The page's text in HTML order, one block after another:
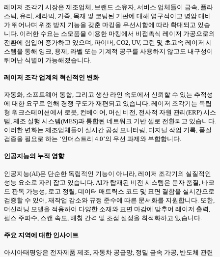
레이저 조각기 시장은 제조업체, 브랜드 소유자, 서비스 업체들이 금속, 플라
스틱, 유리, 세라믹, 가죽, 목재 및 코팅된 기판에 대해 영구적이고 명암 대비
가 뛰어나며 위조 방지 기능을 갖춘 마킹을 우선시함에 따라 확대되고 있습
니다. 이러한 수요는 소모품을 이용한 마킹에서 비접촉식 레이저 가공으로의
전환에 힘입어 증가하고 있으며, 파이버, CO2, UV, 그린 및 초고속 레이저 시
스템을 통해 잉크, 용제, 라벨 또는 기계적 공구를 사용하지 않고도 내구성이
뛰어난 식별이 가능해졌습니다.
레이저 조각 업계의 혁신적인 변화
자동화, 소프트웨어 통합, 그리고 생산 라인 속도에서 신뢰할 수 있는 추적성
에 대한 요구로 인해 경쟁 구도가 재편되고 있습니다. 레이저 조각기는 독립
형 워크스테이션에서 로봇, 컨베이어, 머신 비전, 전사적 자원 관리(ERP) 시스
템, 제조 실행 시스템(MES)과 통합된 네트워크 기반 셀로 전환되고 있습니다.
이러한 변화는 제조업체들이 실시간 공정 모니터링, 디지털 작업 기록, 품질
검증을 필요로 하는 ‘인더스트리 4.0’의 우선 과제와 부합합니다.
인공지능의 누적 영향
인공지능(AI)은 단순한 독립적인 기능이 아니라, 레이저 조각기의 실질적인
성능 요소로 자리 잡고 있습니다. AI가 탑재된 비전 시스템은 문자 품질, 바코
드 판독 가능성, 로고 정렬, 데이터 매트릭스 코드 및 표면 결함을 실시간으로
검증할 수 있어, 재작업 감소와 규정 준수에 따른 문서화를 지원합니다. 또한,
머신러닝 모델을 적용하여 다양한 소재와 표면 마감에 맞추어 레이저 출력,
펄스 주파수, 스캔 속도, 해칭 간격 및 초점 설정을 최적화하고 있습니다.
주요 지역에 대한 인사이트
아시아태평양은 전자제품 제조, 자동차 공급망, 정밀 금속 가공, 반도체 관련